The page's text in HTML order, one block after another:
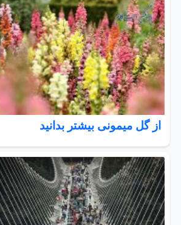
از گل میمونی بیشتر بدانید